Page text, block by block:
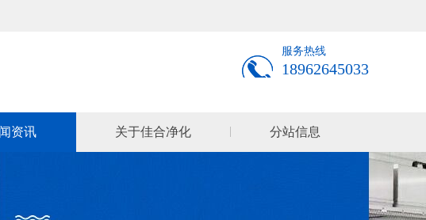
服务热线
18962645033
资讯 关于佳合净化 分站信息